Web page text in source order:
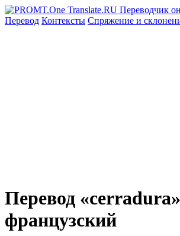
Перевод Контексты Спряжение и
Перевод
французский